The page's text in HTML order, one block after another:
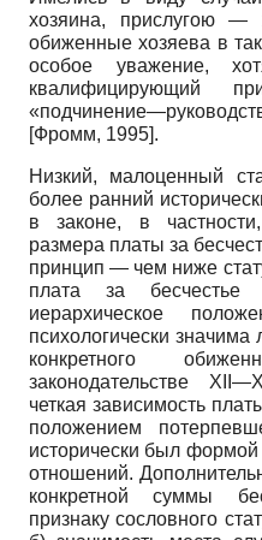
хозяина, прислугою —
обиженные хозяева в
особое уважение,
квалифицирующий
[Фромм, 1995].
Низкий, малоценный
более ранний
в законе, в
размера платы за
принцип — чем ниже
плата за
иерархическое
психологически значима
конкретного
законодательстве
четкая зависимость
положением
исторически был
отношений.
конкретной суммы
признаку сословного